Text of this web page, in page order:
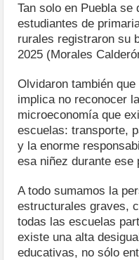
Tan solo en Puebla se
estudiantes de
rurales registraron su
2025 (Morales
Olvidaron también
implica no reconocer
microeconomía que
escuelas: transporte,
y la enorme
esa niñez durante ese
A todo sumamos la
estructurales graves,
todas las escuelas
existe una alta
educativas, no sólo